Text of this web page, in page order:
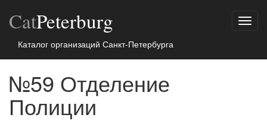
CatPeterburg
Каталог организаций Санкт-Петербурга
№59 Отделение
Полиции